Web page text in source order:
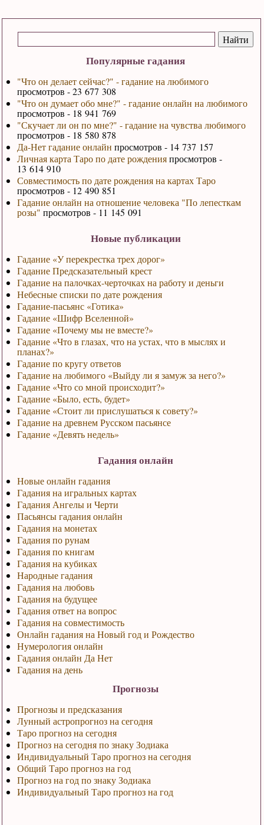
Популярные гадания
"Что он делает сейчас?" - гадание на любимого
просмотров - 23 677 308
"Что он думает обо мне?" - гадание онлайн на любимого
просмотров - 18 941 769
"Скучает ли он по мне?" - гадание на чувства любимого
просмотров - 18 580 878
Да-Нет гадание онлайн просмотров - 14 737 157
Личная карта Таро по дате рожденияпросмотров -
13 614 910
Совместимость по дате рождения на картах Таро
просмотров - 12 490 851
Гадание онлайн на отношение человека "По лепесткам
розы" просмотров - 11 145 091
Новые публикации
Гадание «У перекрестка трех дорог»
Гадание Предсказательный крест
Гадание на палочках-черточках на работу и деньги
Небесные списки по дате рождения
Гадание-пасьянс «Готика»
Гадание «Шифр Вселенной»
Гадание «Почему мы не вместе?»
Гадание «Что в глазах, что на устах, что в мыслях и
планах?»
Гадание по кругу ответов
Гадание на любимого «Выйду ли я замуж за него?»
Гадание «Что со мной происходит?»
Гадание «Было, есть, будет»
Гадание «Стоит ли прислушаться к совету?»
Гадание на древнем Русском пасьянсе
Гадание «Девять недель»
Гадания онлайн
Новые онлайн гадания
Гадания на игральных картах
Гадания Ангелы и Черти
Пасьянсы гадания онлайн
Гадания на монетах
Гадания по рунам
Гадания по книгам
Гадания на кубиках
Народные гадания
Гадания на любовь
Гадания на будущее
Гадания ответ на вопрос
Гадания на совместимость
Онлайн гадания на Новый год и Рождество
Нумерология онлайн
Гадания онлайн Да Нет
Гадания на день
Прогнозы
Прогнозы и предсказания
Лунный астропрогноз на сегодня
Таро прогноз на сегодня
Прогноз на сегодня по знаку Зодиака
Индивидуальный Таро прогноз на сегодня
Общий Таро прогноз на год
Прогноз на год по знаку Зодиака
Индивидуальный Таро прогноз на год